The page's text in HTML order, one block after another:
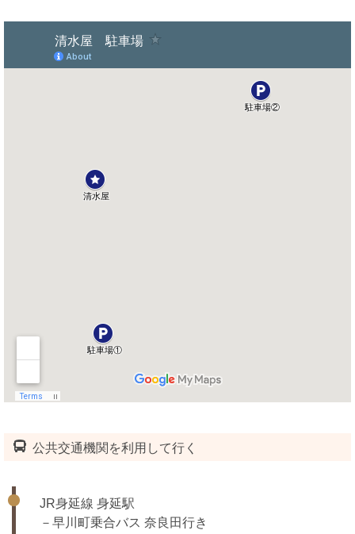
公共交通機関を利用して行く
JR身延線 身延駅
－早川町乗合バス 奈良田行き